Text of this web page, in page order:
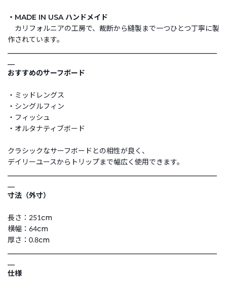
・MADE IN USA ハンドメイド
カリフォルニアの工房で、裁断から縫製まで一つひとつ丁寧に製
作されています。
おすすめのサーフボード
・ミッドレングス
・シングルフィン
・フィッシュ
・オルタナティブボード
クラシックなサーフボードとの相性が良く、
デイリーユースからトリップまで幅広く使用できます。
寸法（外寸）
長さ：251cm
横幅：64cm
厚さ：0.8cm
仕様